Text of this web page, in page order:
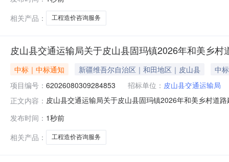
目所在行政区划编码:654003项目所在行政区划名称:新
相关产品：
工程造价咨询服务
皮山县交通运输局关于皮山县固玛镇2026年和美乡
中标｜中标通知 新疆维吾尔自治区｜和田地区｜皮山县
中
项目编号： 62026080309284853 招标单位： 皮山县交通运输局
正文内容： 皮山县交通运输局关于皮山县固玛镇2026年和美乡村道
热依木项目联系电话：13094093339项目所在行政区划
发布时间： 1秒前
相关产品：
工程造价咨询服务